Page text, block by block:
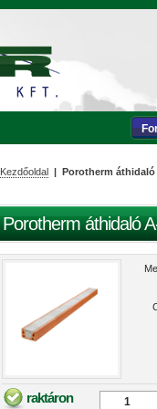
Kezdőoldal | Porotherm áthidaló
Porotherm áthidaló
raktáron